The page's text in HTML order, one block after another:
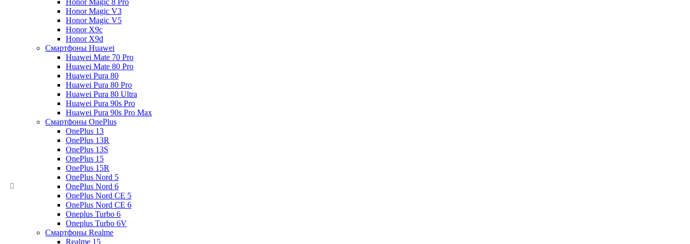
Honor Magic 8 Pro
Honor Magic V3
Honor Magic V5
Honor X9c
Honor X9d
Смартфоны Huawei
Huawei Mate 70 Pro
Huawei Mate 80 Pro
Huawei Pura 80
Huawei Pura 80 Pro
Huawei Pura 80 Ultra
Huawei Pura 90s Pro
Huawei Pura 90s Pro Max
Смартфоны OnePlus
OnePlus 13
OnePlus 13R
OnePlus 13S
OnePlus 15
OnePlus 15R
OnePlus Nord 5
OnePlus Nord 6
OnePlus Nord CE 5
OnePlus Nord CE 6
Oneplus Turbo 6
Oneplus Turbo 6V
Смартфоны Realme
Realme 15